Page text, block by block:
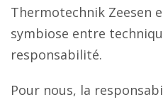
Thermotechnik Zeesen
symbiose entre
responsabilité.
Pour nous, la